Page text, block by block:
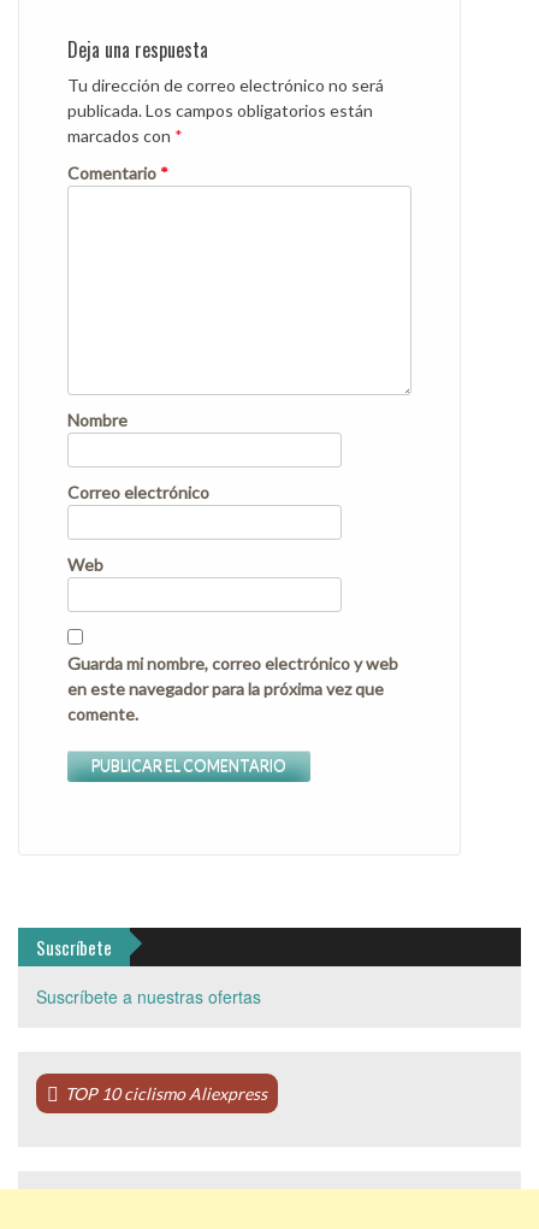
Deja una respuesta
Tu dirección de correo electrónico no será
publicada.Los campos obligatorios están
marcados con *
Comentario *
Nombre
Correo electrónico
Web
Guarda mi nombre, correo electrónico y web
en este navegador para la próxima vez que
comente.
Suscríbete
Suscríbete a nuestras ofertas
TOP 10 ciclismo Aliexpress